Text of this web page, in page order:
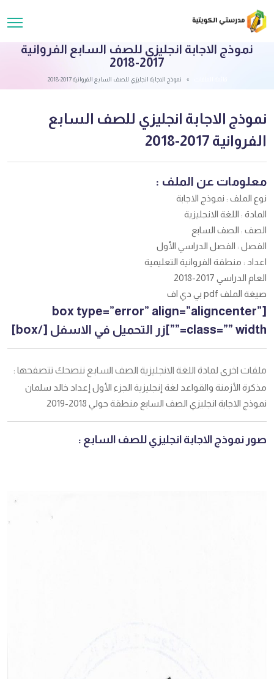
نموذج الاجابة انجليزي للصف السابع الفروانية
2017-2018
نموذج الاجابة انجليزي للصف السابع الفروانية 2017-2018
نموذج الاجابة انجليزي للصف السابع
الفروانية 2017-2018
معلومات عن الملف :
نوع الملف : نموذج الاجابة
المادة : اللغة الانجليزية
الصف : الصف السابع
الفصل : الفصل الدراسي الأول
اعداد : منطقة الفروانية التعليمية
العام الدراسي 2017-2018
صيغة الملف pdf بي دي اف
[box type=”error” align=”aligncenter”
class=”” width=””]زر التحميل في الاسفل [/box]
ملفات اخرى لمادة اللغة الانجليزية الصف السابع ننصحك تتصفحها :
مذكرة الأزمنة والقواعد لغة إنجليزية الجزء الأول إعداد خالد سلمان
نموذج الاجابة انجليزي الصف السابع منطقة حولي 2018-2019
صور نموذج الاجابة انجليزي للصف السابع :